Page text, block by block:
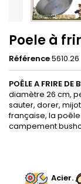
Poele à
Référence5610.26
POÊLE A FRIRE DE
diamètre 26 cm,
sauter, dorer,
française, la
campement
. Acier.